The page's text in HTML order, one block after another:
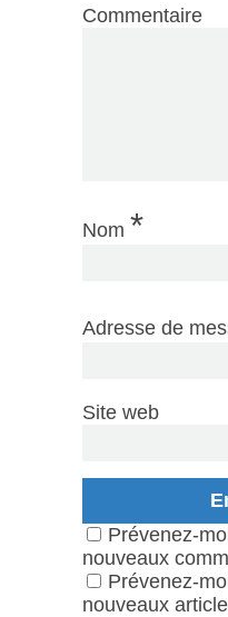
Commentaire
Nom *
Adresse de
Site web
Prévenez-
nouveaux
Prévenez-
nouveaux